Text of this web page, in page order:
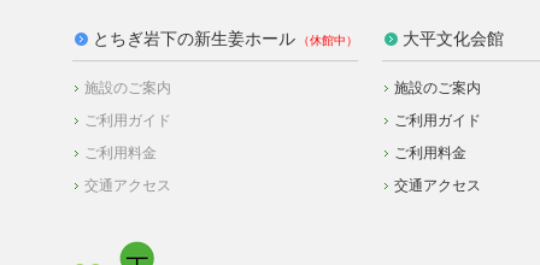
とちぎ岩下の新生姜ホール
施設のご案内
ご利用ガイド
ご利用料金
交通アクセス
大平文化会館
施設のご案内
ご利用ガイド
ご利用料金
交通アクセス